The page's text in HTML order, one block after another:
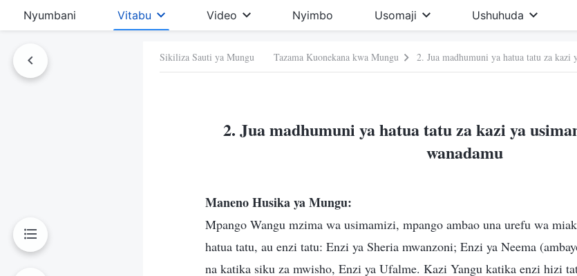
Nyumbani Vitabu Video Nyimbo Usomaji Ushuhuda
Sikiliza Sauti ya Mungu Tazama Kuonekana kwa Mungu 2. Jua madhumuni ya hatua tatu za
2. Jua madhumuni ya hatua tatu za kazi ya
wanadamu
Maneno Husika ya Mungu:
Mpango Wangu mzima wa usimamizi, mpango ambao una urefu wa
hatua tatu, au enzi tatu: Enzi ya Sheria mwanzoni; Enzi ya Neema
na katika siku za mwisho, Enzi ya Ufalme. Kazi Yangu katika enzi hizi